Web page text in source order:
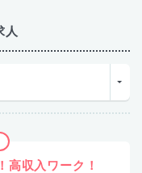
人
高収入ワーク！